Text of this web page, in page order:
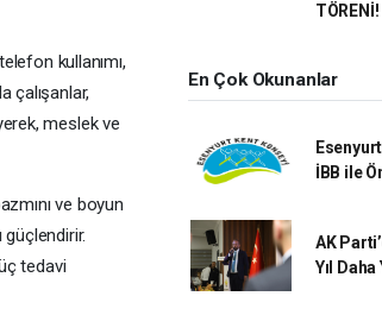
kullanımı,
çalışanlar,
meslek ve
ve boyun
güçlendirir.
tedavi
TÖRENİ!
En Çok Okunanlar
İBB ile
AK
Yıl